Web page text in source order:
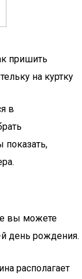
пришить
на куртку
в
показать,
вы можете
день рождения.
располагает